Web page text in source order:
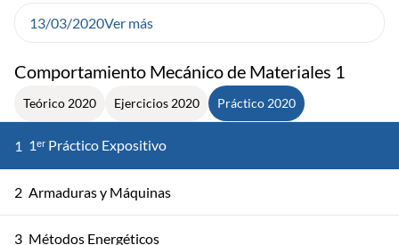
Comportamiento Mecánico de Materiales 1
Teórico 2020 Ejercicios 2020 Práctico 2020
1 1ᵉʳ Práctico Expositivo
2 Armaduras y Máquinas
3 Métodos Energéticos
13/03/2020Ver más